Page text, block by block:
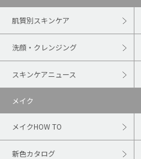
肌質別スキンケア
洗顔・クレンジング
スキンケアニュース
メイク
メイクHOW TO
新色カタログ